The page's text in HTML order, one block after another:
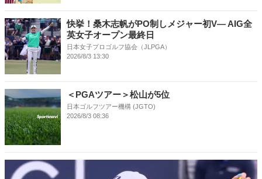
快挙！桑木志帆がPO制しメジャー初V― AIG全
英女子オープン最終日
日本女子プロゴルフ協会（JLPGA）
2026/8/3 13:30
＜PGAツアー＞松山が5位
日本ゴルフツアー機構 (JGTO)
2026/8/3 08:36